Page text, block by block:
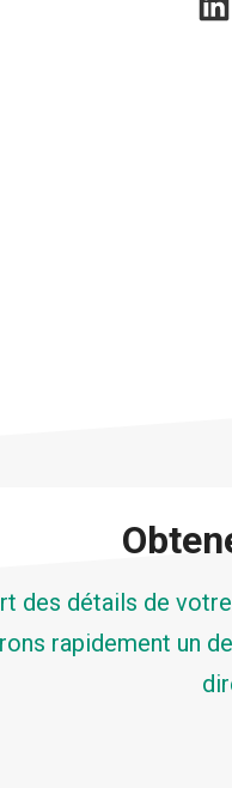
des détails de
rapidement un